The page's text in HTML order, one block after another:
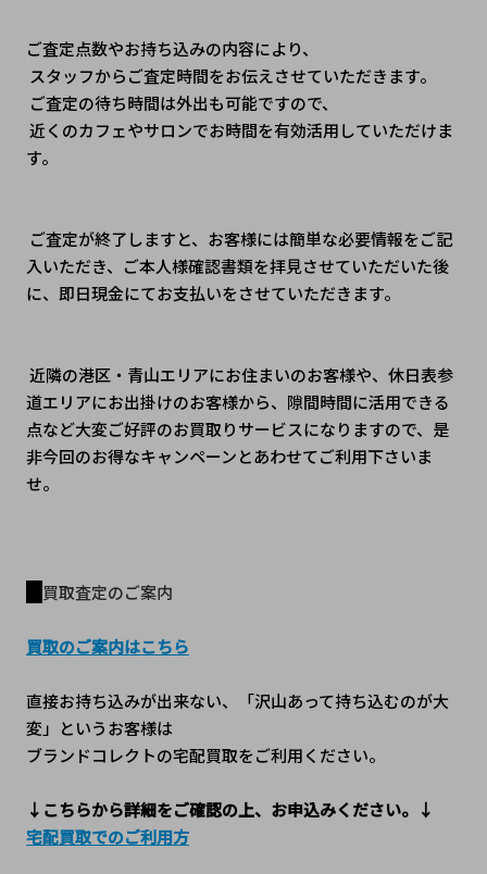
ご査定点数やお持ち込みの内容により、
スタッフからご査定時間をお伝えさせていただきます。
ご査定の待ち時間は外出も可能ですので、
す。
入いただき、ご本人様確認書類を拝見させていただいた後
に、即日現金にてお支払いをさせていただきます。
道エリアにお出掛けのお客様から、隙間時間に活用できる
点など大変ご好評のお買取りサービスになりますので、是
非今回のお得なキャンペーンとあわせてご利用下さいま
せ。
買取査定のご案内
買取のご案内はこちら
直接お持ち込みが出来ない、「沢山あって持ち込むのが大
変」というお客様は
ブランドコレクトの宅配買取をご利用ください。
↓こちらから詳細をご確認の上、お申込みください。↓
宅配買取でのご利用方